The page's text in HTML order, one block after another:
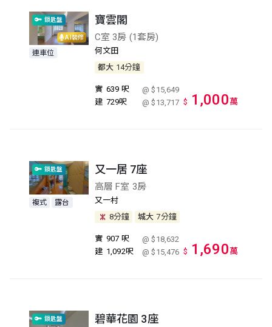
AI裝修
鎖匙盤
連車位
寶雲閣
C室 3房 (1套房)
何文田
都大 14分鐘
實 639 呎
@ $15,649
建 729呎 @ $13,717 $ 1,000萬
鎖匙盤
複式 露台
又一居 7座
高層 F室 3房
又一村
8分鐘
城大 7分鐘
實 907 呎
@ $18,632
建 1,092呎 @ $15,476 $ 1,690萬
鎖匙盤 碧華花園 3座